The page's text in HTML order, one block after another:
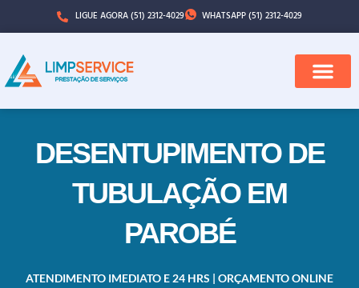
LIGUE AGORA (51) 2312-4029 WHATSAPP (51) 2312-4029
DESENTUPIMENTO DE
TUBULAÇÃO EM
PAROBÉ
ATENDIMENTO IMEDIATO E 24 HRS | ORÇAMENTO ONLINE